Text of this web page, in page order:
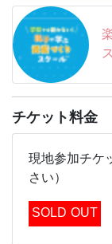
チケット料金
現地参加チケ
さい）
SOLD OUT